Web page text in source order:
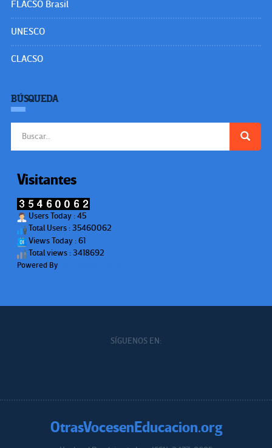
FLACSO Brasil
UNESCO
CLACSO
BÚSQUEDA
Visitantes
Users Today : 45
Total Users : 35460062
Views Today : 61
Total views : 3418692
Powered By
SÍGUENOS EN:
OtrasVocesenEducacion.org